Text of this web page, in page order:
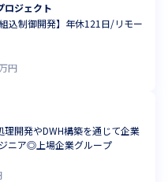
ロジェクト
込制御開発】年休121日/リモー
万円
理開発やDWH構築を通じて企業
ニア◎上場企業グループ